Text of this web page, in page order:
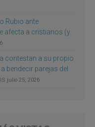
Rubio ante
afecta a cristianos (y
contestan a su propio
bendecir parejas del
julio 25, 2026